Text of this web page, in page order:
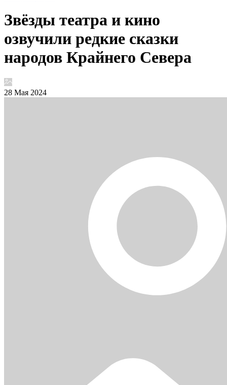
Звёзды театра и кино
озвучили редкие сказки
народов Крайнего Севера
28 Мая 2024